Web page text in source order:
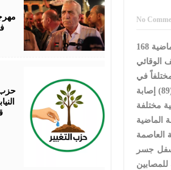
أحمد فريحات.. مبارك ومزيدا من التوفيق
No
الوقائي
في جميع أنحاء المملكة خلال الـ (24) ساعة الماضية مع (168) حادثاً مختلفاً في
دفاع مدني العاصمة مع حادث تصادم وقع بين بكب ومركبة صغيرة على شارع ال(100) أسفل جسر
للمصابين
حزب